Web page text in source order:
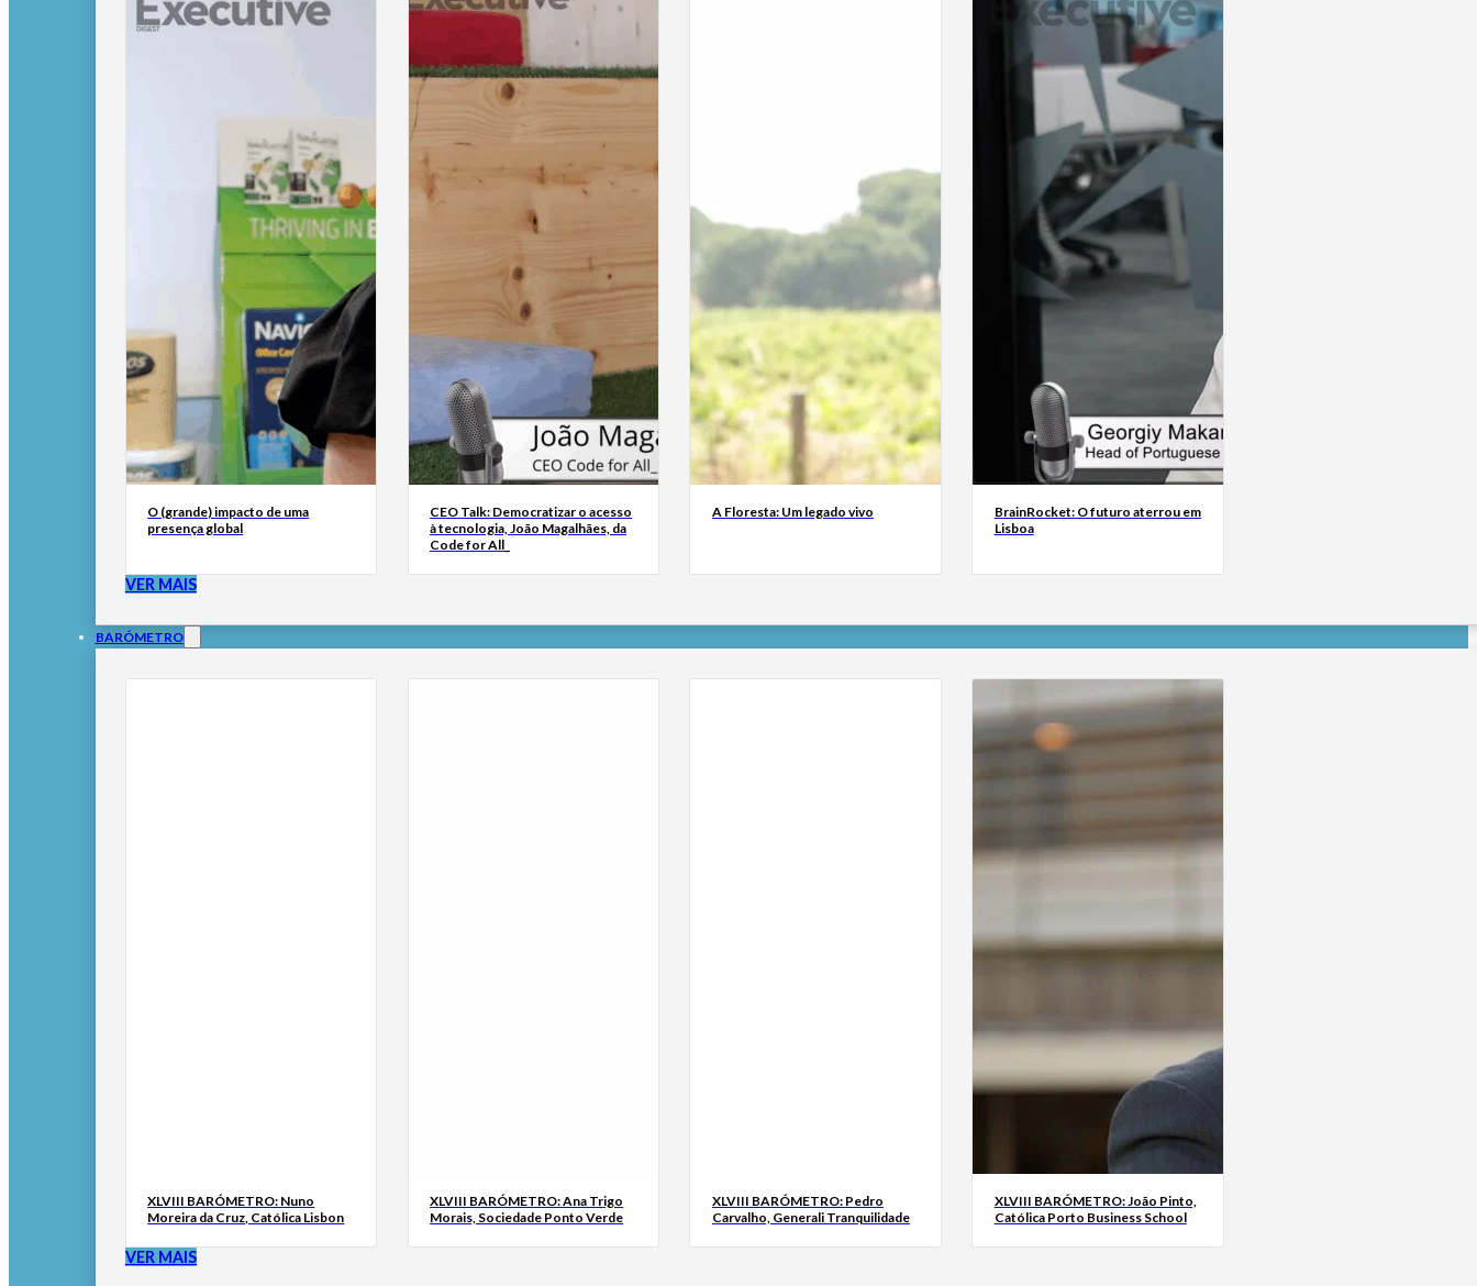
O (grande) impacto de uma
presença global
CEO Talk: Democratizar o acesso
à tecnologia, João Magalhães, da
Code for All_
A Floresta: Um legado vivo
BrainRocket: O futuro aterrou em
Lisboa
VER MAIS
BARÓMETRO
XLVIII BARÓMETRO: Nuno
Moreira da Cruz, Católica Lisbon
XLVIII BARÓMETRO: Ana Trigo
Morais, Sociedade Ponto Verde
XLVIII BARÓMETRO: Pedro
Carvalho, Generali Tranquilidade
XLVIII BARÓMETRO: João Pinto,
Católica Porto Business School
VER MAIS